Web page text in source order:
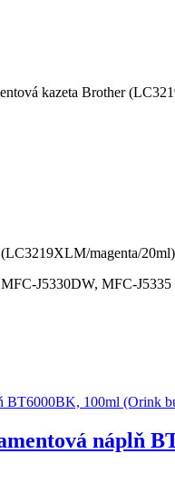
kazeta Brother
magenta/20ml)
MFC-J5330DW, MFC-
náplň